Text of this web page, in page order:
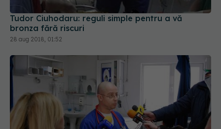
Tudor Ciuhodaru: reguli simple pentru a vă
bronza fără riscuri
28 aug 2018, 01:52